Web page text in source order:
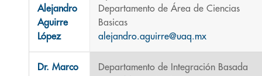
Alejandro
Aguirre
López
Departamento de Área de Ciencias
Basicas
alejandro.aguirre@uaq.mx
Dr. Marco
Departamento de Integración Basada